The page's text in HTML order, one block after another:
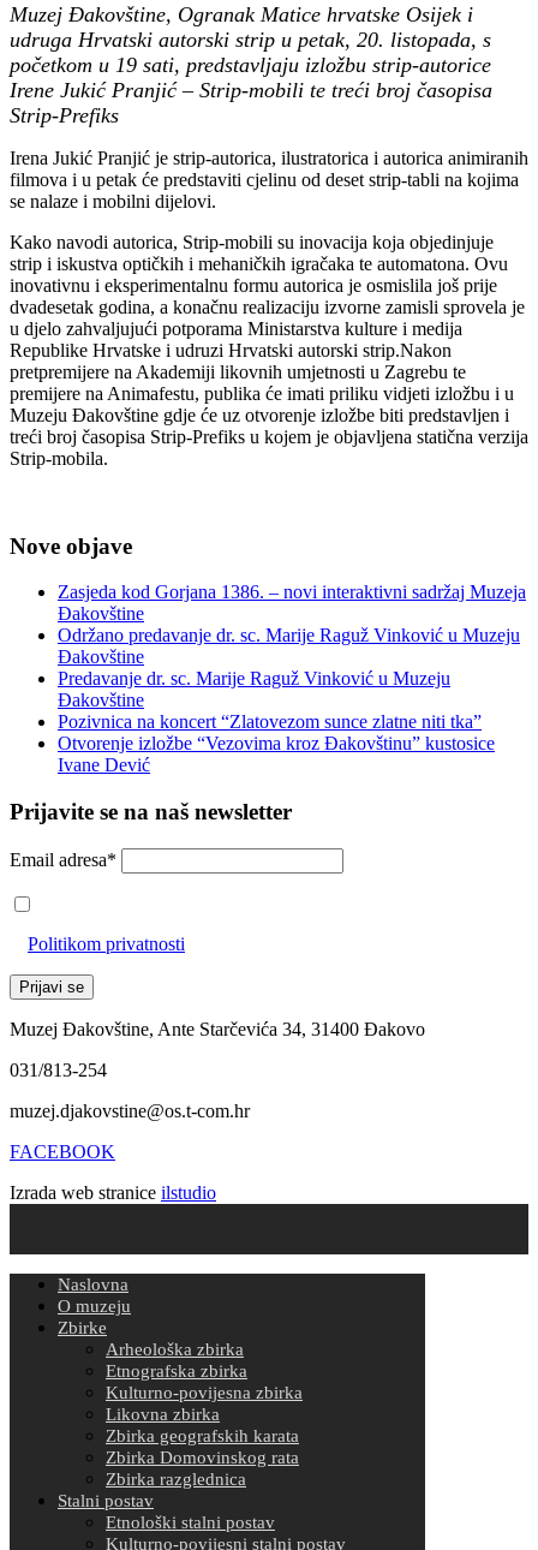
Muzej Đakovštine, Ogranak Matice hrvatske Osijek i
udruga Hrvatski autorski strip u petak, 20. listopada, s
početkom u 19 sati, predstavljaju izložbu strip-autorice
Irene Jukić Pranjić – Strip-mobili te treći broj časopisa
Strip-Prefiks
Irena Jukić Pranjić je strip-autorica, ilustratorica i autorica animiranih
filmova i u petak će predstaviti cjelinu od deset strip-tabli na kojima
se nalaze i mobilni dijelovi.
Kako navodi autorica, Strip-mobili su inovacija koja objedinjuje
strip i iskustva optičkih i mehaničkih igračaka te automatona. Ovu
inovativnu i eksperimentalnu formu autorica je osmislila još prije
dvadesetak godina, a konačnu realizaciju izvorne zamisli sprovela je
u djelo zahvaljujući potporama Ministarstva kulture i medija
Republike Hrvatske i udruzi Hrvatski autorski strip.Nakon
pretpremijere na Akademiji likovnih umjetnosti u Zagrebu te
premijere na Animafestu, publika će imati priliku vidjeti izložbu i u
Muzeju Đakovštine gdje će uz otvorenje izložbe biti predstavljen i
treći broj časopisa Strip-Prefiks u kojem je objavljena statična verzija
Strip-mobila.
Nove objave
Zasjeda kod Gorjana 1386. – novi interaktivni sadržaj Muzeja
Đakovštine
Održano predavanje dr. sc. Marije Raguž Vinković u Muzeju
Đakovštine
Predavanje dr. sc. Marije Raguž Vinković u Muzeju
Đakovštine
Pozivnica na koncert “Zlatovezom sunce zlatne niti tka”
Otvorenje izložbe “Vezovima kroz Đakovštinu” kustosice
Ivane Dević
Prijavite se na naš newsletter
Email adresa*
Politikom privatnosti
Muzej Đakovštine, Ante Starčevića 34, 31400 Đakovo
031/813-254
muzej.djakovstine@os.t-com.hr
FACEBOOK
Izrada web stranice ilstudio
Naslovna
O muzeju
Zbirke
Arheološka zbirka
Etnografska zbirka
Kulturno-povijesna zbirka
Likovna zbirka
Zbirka geografskih karata
Zbirka Domovinskog rata
Zbirka razglednica
Stalni postav
Etnološki stalni postav
Kulturno-povijesni stalni postav